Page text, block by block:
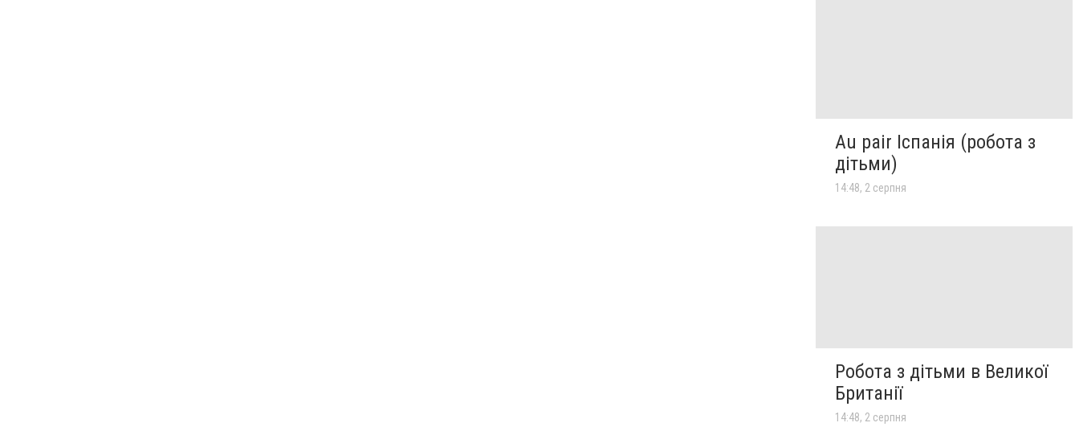
Au pair Іспанія (робота з
дітьми)
14:48, 2 серпня
Робота з дітьми в Великої
Британії
14:48, 2 серпня